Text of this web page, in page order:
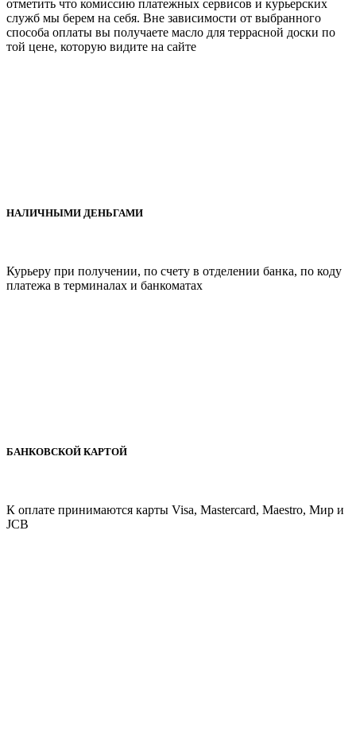
отметить что комиссию платежных сервисов и курьерских
служб мы берем на себя. Вне зависимости от выбранного
способа оплаты вы получаете масло для террасной доски по
той цене, которую видите на сайте
НАЛИЧНЫМИ ДЕНЬГАМИ
Курьеру при получении, по счету в отделении банка, по коду
платежа в терминалах и банкоматах
БАНКОВСКОЙ КАРТОЙ
К оплате принимаются карты Visa, Mastercard, Maestro, Мир и
JCB